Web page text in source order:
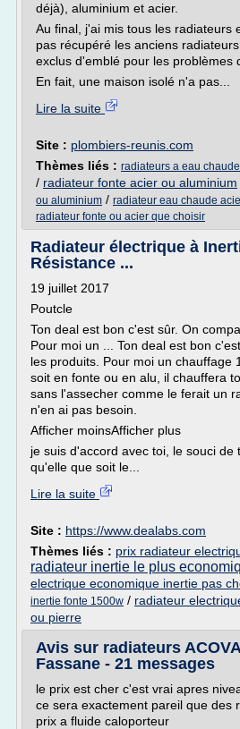
déjà), aluminium et acier.
Au final, j'ai mis tous les radiateurs
pas récupéré les anciens
exclus d'emblé pour les problèmes
En fait, une maison isolé n'a pas...
Lire la suite
Site : plombiers-reunis.com
Thèmes liés : radiateurs a eau
/ radiateur fonte acier ou aluminium
ou aluminium / radiateur eau chaude
radiateur fonte ou acier que choisir
Radiateur électrique à
Résistance ...
19 juillet 2017
Poutcle
Ton deal est bon c'est sûr. On
Pour moi un ... Ton deal est bon
les produits. Pour moi un chauffage
soit en fonte ou en alu, il chauffera
sans l'assecher comme le ferait un
n'en ai pas besoin.
Afficher moinsAfficher plus
je suis d'accord avec toi, le souci de
qu'elle que soit le...
Lire la suite
Site : https://www.dealabs.com
Thèmes liés : prix radiateur
radiateur inertie le plus
electrique economique inertie pas
inertie fonte 1500w / radiateur
ou pierre
Avis sur radiateurs
Fassane - 21 messages
le prix est cher c'est vrai apres
ce sera exactement pareil que des
prix a fluide caloporteur